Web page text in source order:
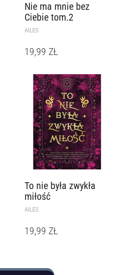
Nie ma mnie bez
Ciebie tom.2
AILES
19,99 ZŁ
To nie była zwykła
miłość
AILES
19,99 ZŁ